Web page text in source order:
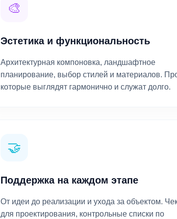
🎨
Эстетика и функциональность
Архитектурная компоновка, ландшафтное
планирование, выбор стилей и материалов.
которые выглядят гармонично и служат долго.
🤝
Поддержка на каждом этапе
От идеи до реализации и ухода за объектом.
для проектирования, контрольные списки по